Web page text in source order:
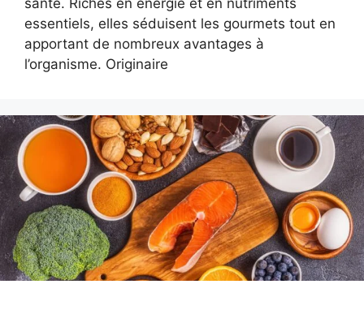
santé. Riches en énergie et en nutriments
essentiels, elles séduisent les gourmets tout en
apportant de nombreux avantages à
l’organisme. Originaire